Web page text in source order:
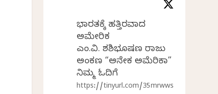
ಭಾರತಕ್ಕೆ ಹತ್ತಿರವಾದ
ಅಮೇರಿಕ
ಎಂ.ವಿ. ಶಶಿಭೂಷಣ ರಾಜು
ಅಂಕಣ “ಅನೇಕ ಅಮೆರಿಕಾ”
ನಿಮ್ಮ ಓದಿಗೆ
https://tinyurl.com/35mrwws